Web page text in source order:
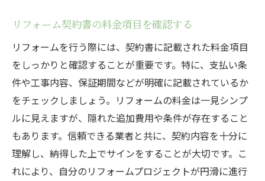
リフォーム契約書の料金項目を確認する
リフォームを行う際には、契約書に記載された料金項目
をしっかりと確認することが重要です。特に、支払い条
件や工事内容、保証期間などが明確に記載されているか
をチェックしましょう。リフォームの料金は一見シンプ
ルに見えますが、隠れた追加費用や条件が存在すること
もあります。信頼できる業者と共に、契約内容を十分に
理解し、納得した上でサインをすることが大切です。こ
れにより、自分のリフォームプロジェクトが円滑に進行